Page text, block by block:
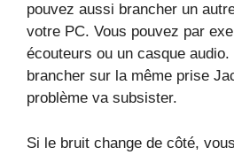
pouvez aussi brancher un
votre PC. Vous pouvez par
écouteurs ou un casque
brancher sur la même prise
problème va subsister.
Si le bruit change de côté,